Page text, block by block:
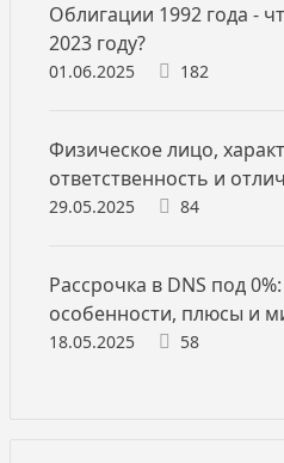
Облигации 1992 года -
2023 году?
01.06.2025 182
Физическое лицо,
ответственность и
29.05.2025 84
Рассрочка в DNS под
особенности, плюсы и
18.05.2025 58